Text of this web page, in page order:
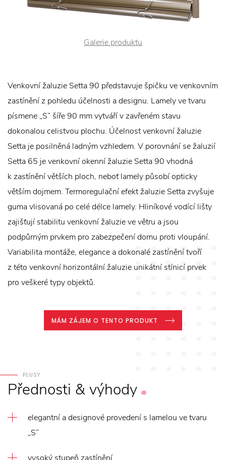
Galerie produktu
Venkovní žaluzie Setta 90 představuje špičku ve venkovním
zastínění z pohledu účelnosti a designu. Lamely ve tvaru
písmene „S“ šíře 90 mm vytváří v zavřeném stavu
dokonalou celistvou plochu. Účelnost venkovní žaluzie
Setta je posilněná ladným vzhledem. V porovnání se žaluzií
Setta 65 je venkovní okenní žaluzie Setta 90 vhodná
k zastínění větších ploch, neboť lamely působí opticky
větším dojmem. Termoregulační efekt žaluzie Setta zvyšuje
guma vlisovaná po celé délce lamely. Hliníkové vodící lišty
zajišťují stabilitu venkovní žaluzie ve větru a jsou
podpůrným prvkem pro zabezpečení domu proti vloupání.
Variabilita montáže, elegance a dokonalé zastínění tvoří
z této venkovní horizontální žaluzie unikátní stínicí prvek
pro veškeré typy objektů.
MÁM ZÁJEM O TENTO PRODUKT
PLUSY
Přednosti &výhody
elegantní a designové provedení s lamelou ve tvaru
„S“